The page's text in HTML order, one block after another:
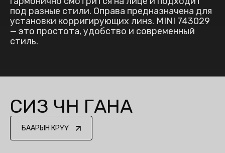
под разные стили. Оправа предназначена для
установки корригирующих линз. MINI 743029
— это простота, удобство и современный
стиль.
СИЗ ҮЧҮН ГАНА
БААРЫН КӨРҮҮ